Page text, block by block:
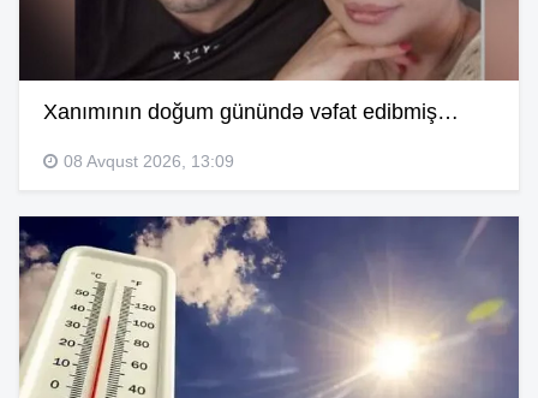
Xanımının doğum günündə vəfat edibmiş…
08 Avqust 2026, 13:09